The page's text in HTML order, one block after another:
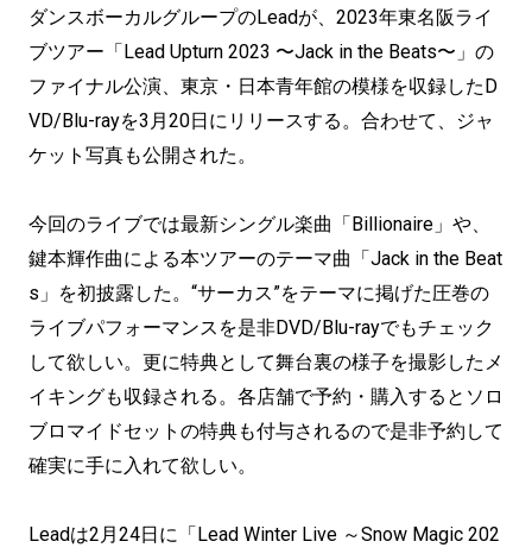
ダンスボーカルグループのLeadが、2023年東名阪ライ
ブツアー「Lead Upturn 2023 〜Jack in the Beats〜」の
ファイナル公演、東京・日本青年館の模様を収録したD
VD/Blu-rayを3月20日にリリースする。合わせて、ジャ
ケット写真も公開された。
今回のライブでは最新シングル楽曲「Billionaire」や、
鍵本輝作曲による本ツアーのテーマ曲「Jack in the Beat
s」を初披露した。“サーカス”をテーマに掲げた圧巻の
ライブパフォーマンスを是非DVD/Blu-rayでもチェック
して欲しい。更に特典として舞台裏の様子を撮影したメ
イキングも収録される。各店舗で予約・購入するとソロ
ブロマイドセットの特典も付与されるので是非予約して
確実に手に入れて欲しい。
Leadは2月24日に「Lead Winter Live ～Snow Magic 202